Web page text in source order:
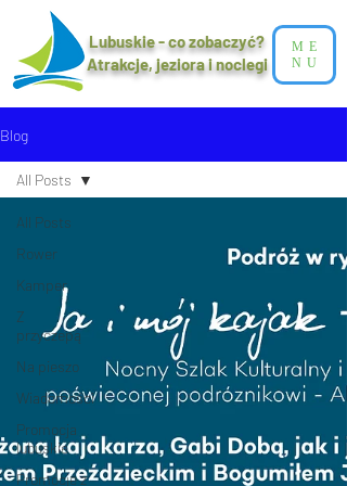
Lubuskie - co zobaczyć?
Atrakcje, jeziora i noclegi​
ME
NU
Blog
All Posts
Rower
Kamper
Z
przyczepą
Na pieszo
Wiadomości
Promocja
lubuskie
Promocje z
All Posts